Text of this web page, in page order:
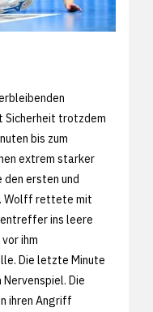
Sicherheit trotzdem
bis zum
extrem starker
ersten und
Wolff rettete mit
ins leere
ihm
Die letzte Minute
Die
ihren Angriff